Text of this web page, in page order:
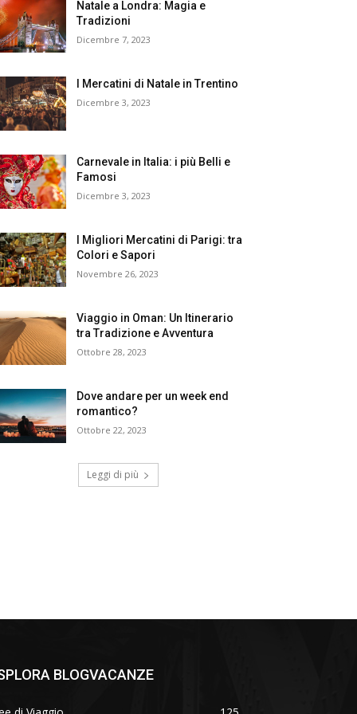
Natale a Londra: Magia e
Tradizioni
Dicembre 7, 2023
I Mercatini di Natale in Trentino
Dicembre 3, 2023
Carnevale in Italia: i più Belli e
Famosi
Dicembre 3, 2023
I Migliori Mercatini di Parigi: tra
Colori e Sapori
Novembre 26, 2023
Viaggio in Oman: Un Itinerario
tra Tradizione e Avventura
Ottobre 28, 2023
Dove andare per un week end
romantico?
Ottobre 22, 2023
Leggi di più
BLOGVACANZE